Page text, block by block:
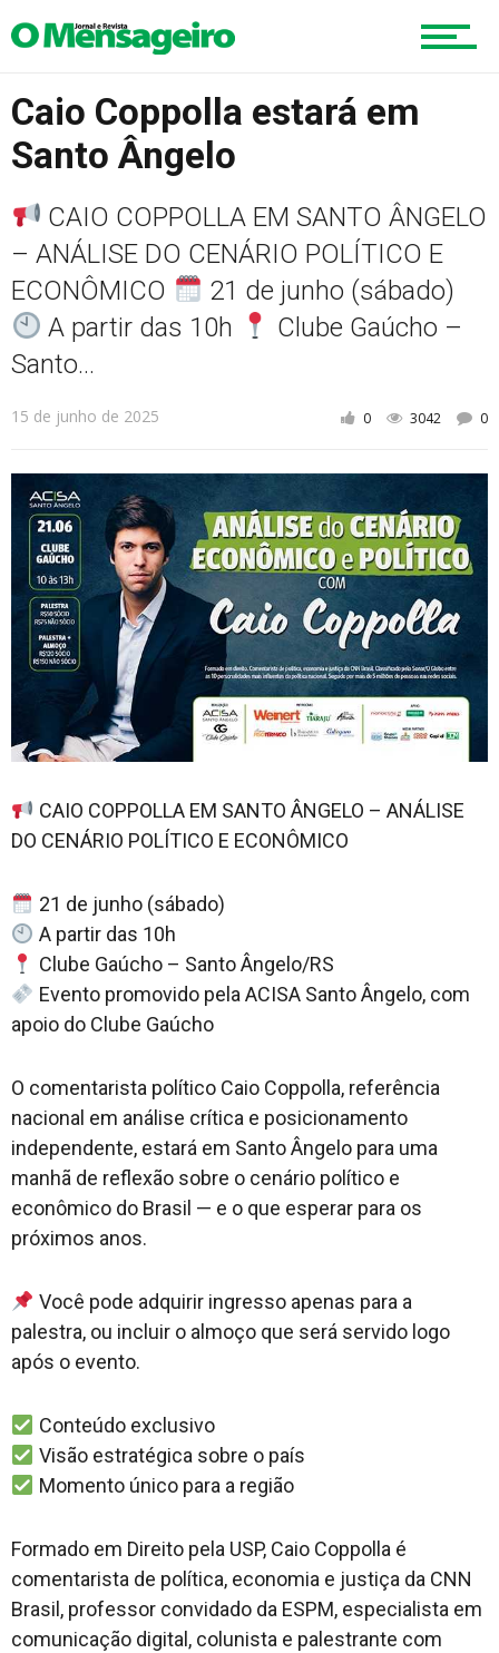
Esportes
Cultura
Turismo
Cotidiano
Caio Coppolla estará em
Santo Ângelo
CAIO COPPOLLA EM SANTO ÂNGELO
– ANÁLISE DO CENÁRIO POLÍTICO E
ECONÔMICO
21 de junho (sábado)
A partir das 10h
Clube Gaúcho –
Santo...
15 de junho de 2025 0 3042 0
CAIO COPPOLLA EM SANTO ÂNGELO – ANÁLISE
DO CENÁRIO POLÍTICO E ECONÔMICO
21 de junho (sábado)
A partir das 10h
Clube Gaúcho – Santo Ângelo/RS
Evento promovido pela ACISA Santo Ângelo, com
apoio do Clube Gaúcho
O comentarista político Caio Coppolla, referência
nacional em análise crítica e posicionamento
independente, estará em Santo Ângelo para uma
manhã de reflexão sobre o cenário político e
econômico do Brasil — e o que esperar para os
próximos anos.
Você pode adquirir ingresso apenas para a
palestra, ou incluir o almoço que será servido logo
após o evento.
Conteúdo exclusivo
Visão estratégica sobre o país
Momento único para a região
Formado em Direito pela USP, Caio Coppolla é
comentarista de política, economia e justiça da CNN
Brasil, professor convidado da ESPM, especialista em
comunicação digital, colunista e palestrante com